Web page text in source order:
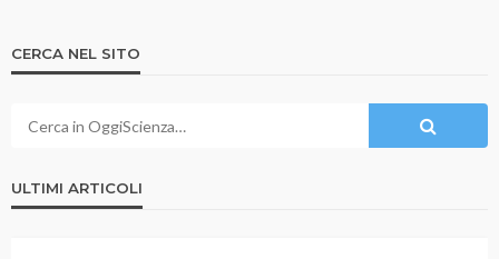
CERCA NEL SITO
ULTIMI ARTICOLI